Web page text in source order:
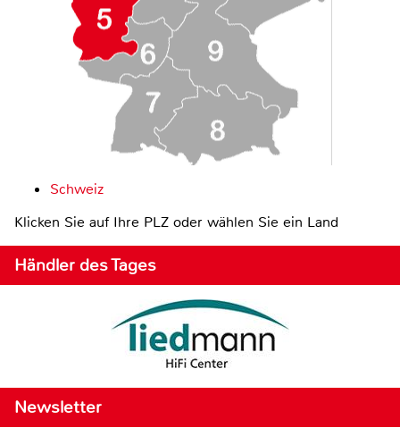
Schweiz
Klicken Sie auf Ihre PLZ oder wählen Sie ein Land
Händler des Tages
Newsletter